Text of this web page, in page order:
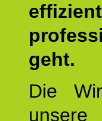
geht.
Die